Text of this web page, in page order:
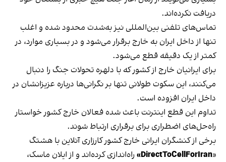
دریافت نکرده‌اند.
تماس‌های تلفنی بین‌المللی نیز به‌شدت محدود شده و اغلب
تنها از داخل ایران به خارج برقرار می‌شود و در بسیاری موارد، در
کمتر از یک دقیقه قطع می‌شود.
برای ایرانیان خارج از کشور که با دلهره تحولات جنگ را دنبال
می‌کنند، این سکوت طولانی تنها بر نگرانی‌ها درباره عزیزانشان در
داخل ایران افزوده است.
تداوم این قطع اینترنت باعث شده فعالان خارج کشور خواستار
راه‌حل‌های اضطراری برای برقراری ارتباط شوند.
برخی از کنشگران ایرانی خارج کشور کارزاری آنلاین با هشتگ
«
DirectToCellForIran» راه‌اندازی کرده‌اند و از ایلان ماسک،